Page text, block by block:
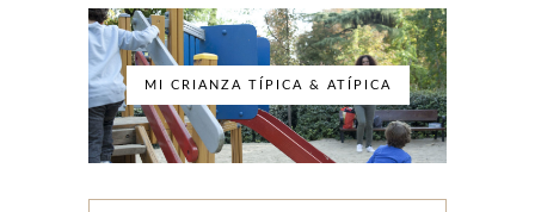
MI CRIANZA TÍPICA & ATÍPICA